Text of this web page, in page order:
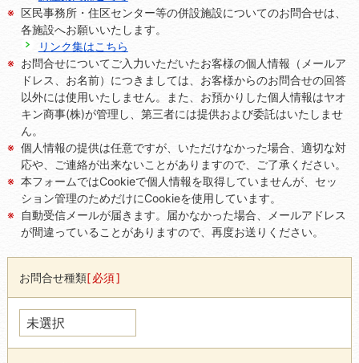
区民事務所・住区センター等の併設施設についてのお問合せは、
各施設へお願いいたします。
リンク集はこちら
お問合せについてご入力いただいたお客様の個人情報（メールア
ドレス、お名前）につきましては、お客様からのお問合せの回答
以外には使用いたしません。また、お預かりした個人情報はヤオ
キン商事(株)が管理し、第三者には提供および委託はいたしませ
ん。
個人情報の提供は任意ですが、いただけなかった場合、適切な対
応や、ご連絡が出来ないことがありますので、ご了承ください。
本フォームではCookieで個人情報を取得していませんが、セッ
ション管理のためだけにCookieを使用しています。
自動受信メールが届きます。届かなかった場合、メールアドレス
が間違っていることがありますので、再度お送りください。
お問合せ種類 必須